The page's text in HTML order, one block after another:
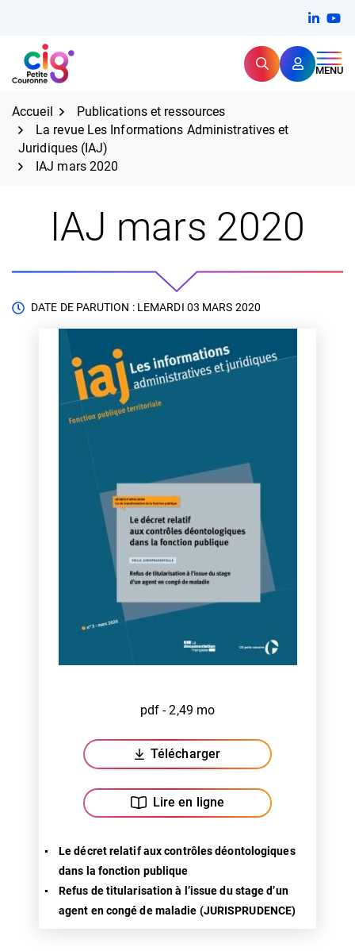
contenu
CIG Petite Couronne RechercherMENU
Expertise et proximité pour
Accueil
Publications et ressources
La revue Les Informations Administratives et
Juridiques (IAJ)
IAJ mars 2020
IAJ mars 2020
DATE DE PARUTION : LEMARDI 03 MARS 2020
pdf - 2,49 mo
Télécharger
(ouverture dans un nouvel
Lire en ligne
Le décret relatif aux contrôles déontologiques
dans la fonction publique
Refus de titularisation à l’issue du stage d’un
agent en congé de maladie (JURISPRUDENCE)